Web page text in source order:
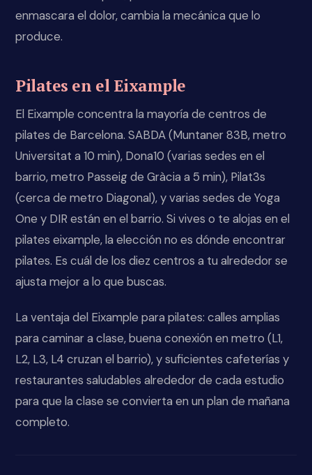
enmascara el dolor, cambia la mecánica que lo
produce.
Pilates en el Eixample
El Eixample concentra la mayoría de centros de
pilates de Barcelona. SABDA (Muntaner 83B, metro
Universitat a 10 min), Dona10 (varias sedes en el
barrio, metro Passeig de Gràcia a 5 min), Pilat3s
(cerca de metro Diagonal), y varias sedes de Yoga
One y DIR están en el barrio. Si vives o te alojas en el
pilates eixample, la elección no es dónde encontrar
pilates. Es cuál de los diez centros a tu alrededor se
ajusta mejor a lo que buscas.
La ventaja del Eixample para pilates: calles amplias
para caminar a clase, buena conexión en metro (L1,
L2, L3, L4 cruzan el barrio), y suficientes cafeterías y
restaurantes saludables alrededor de cada estudio
para que la clase se convierta en un plan de mañana
completo.